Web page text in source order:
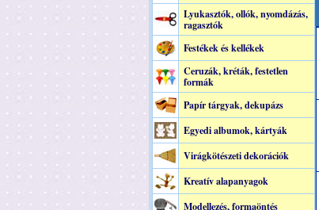
Lyukasztók, ollók, nyomdázás,
ragasztók
Festékek és kellékek
Ceruzák, kréták, festetlen
formák
Papír tárgyak, dekupázs
Egyedi albumok, kártyák
Virágkötészeti dekorációk
Kreatív alapanyagok
Modellezés, formaöntés